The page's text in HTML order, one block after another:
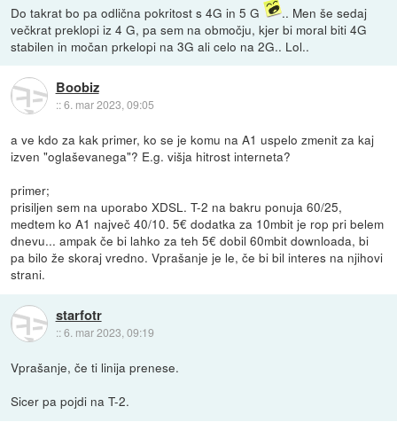
Do takrat bo pa odlična pokritost s 4G in 5 G
.. Men še sedaj
večkrat preklopi iz 4 G, pa sem na območju, kjer bi moral biti 4G
stabilen in močan prkelopi na 3G ali celo na 2G.. Lol..
Boobiz
::6. mar 2023, 09:05
a ve kdo za kak primer, ko se je komu na A1 uspelo zmenit za kaj
izven "oglaševanega"? E.g. višja hitrost interneta?
primer;
prisiljen sem na uporabo XDSL. T-2 na bakru ponuja 60/25,
medtem ko A1 največ 40/10. 5€ dodatka za 10mbit je rop pri belem
dnevu... ampak če bi lahko za teh 5€ dobil 60mbit downloada, bi
pa bilo že skoraj vredno. Vprašanje je le, če bi bil interes na njihovi
strani.
starfotr
::6. mar 2023, 09:19
Vprašanje, če ti linija prenese.
Sicer pa pojdi na T-2.